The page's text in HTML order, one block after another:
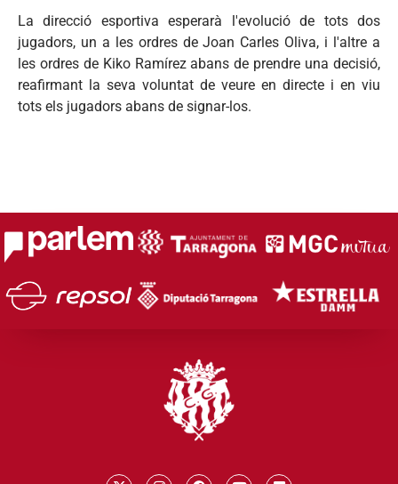
La direcció esportiva esperarà l'evolució de tots dos
jugadors, un a les ordres de Joan Carles Oliva, i l'altre a
les ordres de Kiko Ramírez abans de prendre una decisió,
reafirmant la seva voluntat de veure en directe i en viu
tots els jugadors abans de signar-los.